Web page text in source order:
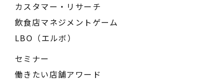
カスタマー・リサーチ
飲食店マネジメントゲーム
LBO（エルボ）
セミナー
働きたい店舗アワード